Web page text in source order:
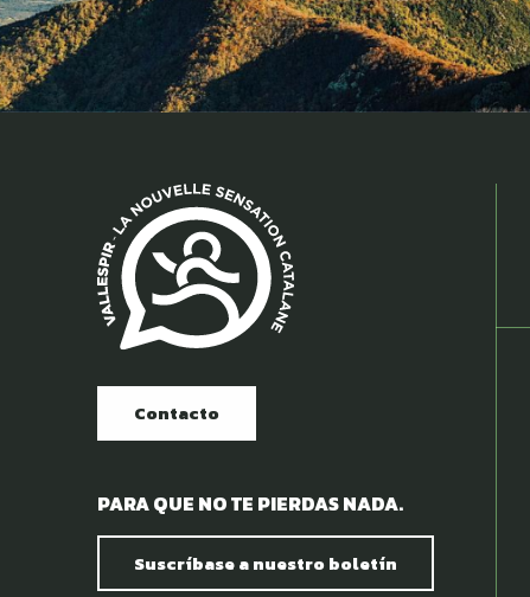
Contacto
PARA QUE NO TE PIERDAS NADA.
Suscríbase a nuestro boletín